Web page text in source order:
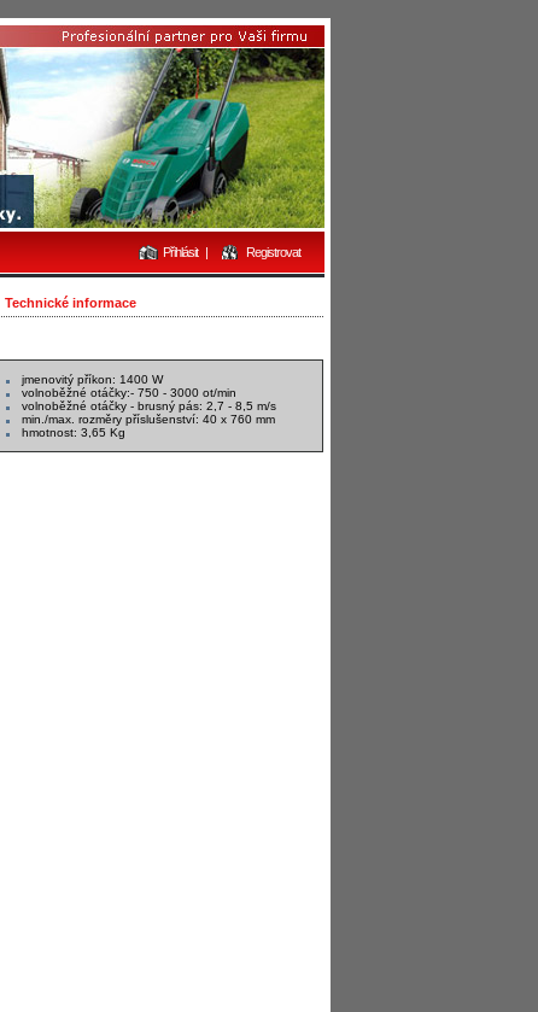
Přihlásit | Registrovat
Technické informace
jmenovitý příkon: 1400 W
volnoběžné otáčky:- 750 - 3000 ot/min
volnoběžné otáčky - brusný pás: 2,7 - 8,5 m/s
min./max. rozměry příslušenství: 40 x 760 mm
hmotnost: 3,65 Kg